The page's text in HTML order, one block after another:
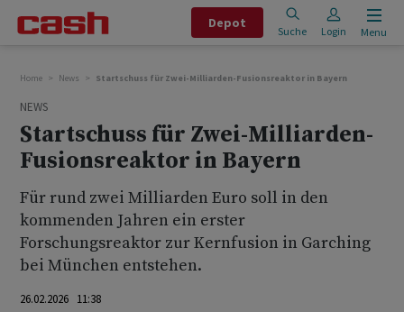
Depot
Suche Login Menu
Home News Startschuss für Zwei-Milliarden-Fusionsreaktor in Bayern
NEWS
Startschuss für Zwei-Milliarden-
Fusionsreaktor in Bayern
Für rund zwei Milliarden Euro soll in den
kommenden Jahren ein erster
Forschungsreaktor zur Kernfusion in Garching
bei München entstehen.
26.02.2026 11:38